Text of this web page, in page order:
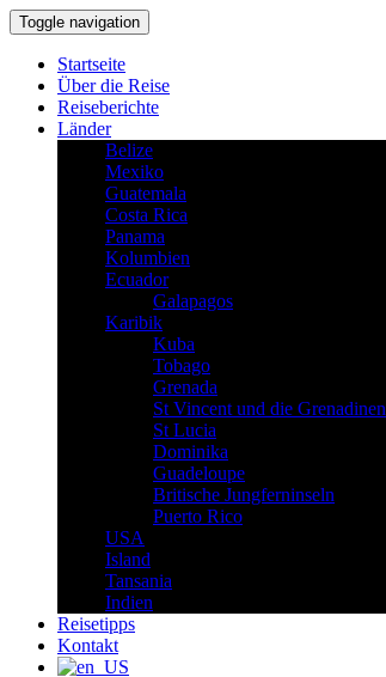
Toggle navigation
Startseite
Über die Reise
Reiseberichte
Länder
Belize
Mexiko
Guatemala
Costa Rica
Panama
Kolumbien
Ecuador
Galapagos
Karibik
Kuba
Tobago
Grenada
St Vincent und die Grenadinen
St Lucia
Dominika
Guadeloupe
Britische Jungferninseln
Puerto Rico
USA
Island
Tansania
Indien
Reisetipps
Kontakt